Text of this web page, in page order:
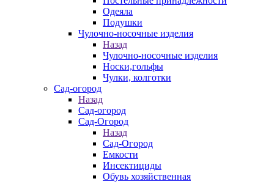
Одеяла
Подушки
Чулочно-носочные изделия
Назад
Чулочно-носочные изделия
Носки,гольфы
Чулки, колготки
Сад-огород
Назад
Сад-огород
Сад-Огород
Назад
Сад-Огород
Емкости
Инсектициды
Обувь хозяйственная